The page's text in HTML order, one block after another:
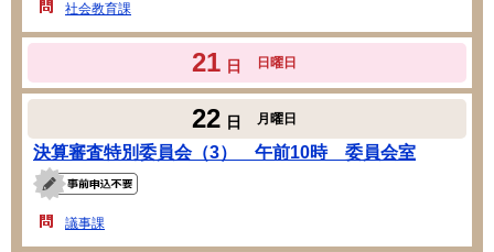
社会教育課
21 日 日曜日
22 日 月曜日
決算審査特別委員会（3） 午前10時 委員会室
議事課